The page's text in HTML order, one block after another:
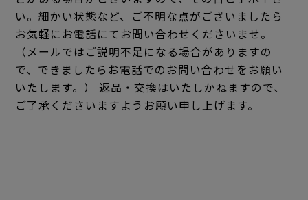
い。細かい状態など、ご不明な点がございましたら
お気軽にお電話にてお問い合わせくださいませ。
（メールではご説明不足になる場合がありますの
で、できましたらお電話でのお問い合わせをお願い
いたします。） 返品・交換はいたしかねますので、
ご了承くださいますようお願い申し上げます。